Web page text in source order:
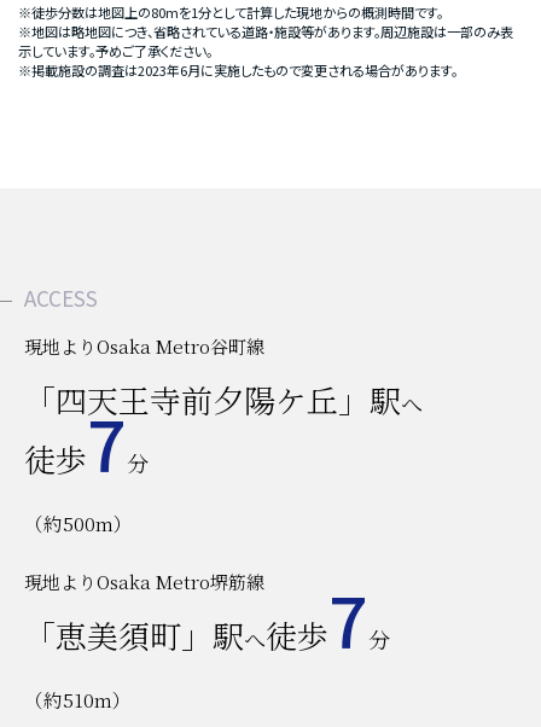
※徒歩分数は地図上の80mを1分として計算した現地からの概測時間です。
※地図は略地図につき、省略されている道路・施設等があります。周辺施設は一部のみ表
示しています。予めご了承ください。
※掲載施設の調査は2023年6月に実施したもので変更される場合があります。
ACCESS
現地よりOsaka Metro谷町線
「四天王寺前夕陽ケ丘」駅へ
徒歩7分
（約500m）
現地よりOsaka Metro堺筋線
「恵美須町」駅へ徒歩7分
（約510m）